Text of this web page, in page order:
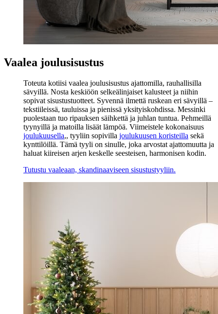
Vaalea joulusisustus
Toteuta kotiisi vaalea joulusisustus ajattomilla, rauhallisilla
sävyillä. Nosta keskiöön selkeälinjaiset kalusteet ja niihin
sopivat sisustustuotteet. Syvennä ilmettä ruskean eri sävyillä –
tekstiileissä, tauluissa ja pienissä yksityiskohdissa. Messinki
puolestaan tuo ripauksen säihkettä ja juhlan tuntua. Pehmeillä
tyynyillä ja matoilla lisäät lämpöä. Viimeistele kokonaisuus
joulukuusella,, tyyliin sopivilla joulukuusen koristeilla sekä
kynttilöillä. Tämä tyyli on sinulle, joka arvostat ajattomuutta ja
haluat kiireisen arjen keskelle seesteisen, harmonisen kodin.
Tutustu vaaleaan, skandinaaviseen sisustustyyliin.